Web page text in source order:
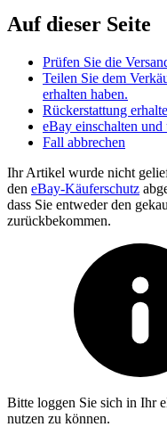
Auf dieser Seite
Prüfen Sie die
Teilen Sie dem
erhalten haben.
Rückerstattung
eBay einschalten
Fall abbrechen
Ihr Artikel wurde nicht
den eBay-Käuferschutz
dass Sie entweder den
zurückbekommen.
Bitte loggen Sie sich in Ihr
nutzen zu können.